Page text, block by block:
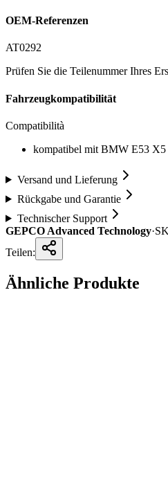
OEM-Referenzen
AT0292
Prüfen Sie die Teilenummer Ihres
Fahrzeugkompatibilität
Compatibilità
kompatibel mit BMW E53 X5
Versand und Lieferung
Rückgabe und Garantie
Technischer Support
GEPCO Advanced Technology·
Teilen:
Ähnliche Produkte